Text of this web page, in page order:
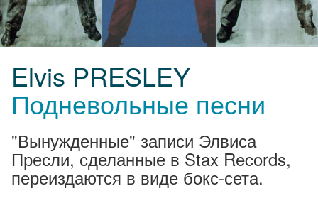
Elvis PRESLEY
Подневольные песни
"Вынужденные" записи Элвиса
Пресли, сделанные в Stax Records,
переиздаются в виде бокс-сета.